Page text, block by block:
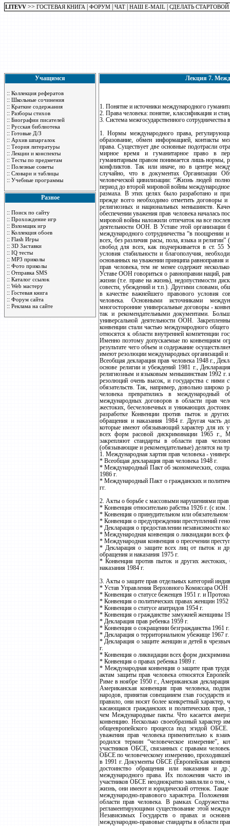
LITEVV >> ГОСТЕВАЯ КНИГА ФОРУМ ЧАТ НАШ E-MAIL СДЕЛАТЬ СТАРТОВОЙ
Учащимся
:: Коллекция рефератов
:: Школьные сочинения
:: Краткие содержания
:: Разборы стихов
:: Биографии писателей
:: Русская библиотека
:: Готовые Д/З
:: Архив шпаргалок
:: Теория литературы
:: Лекции и конспекты
:: Тесты по предметам
:: Полезные советы
:: Словари и таблицы
:: Учебные программы
Разное
:: Поиск по сайту
:: Прохождение игр
:: Взломщик игр
:: Коллекция обоев
:: Flash Игры
:: 3D Заставки
:: IQ тесты
:: MP3 приколы
:: Фото приколы
:: Отправка SMS
:: Каталог ссылок
:: Web мастеру
:: Гостевая книга
:: Форум сайта
:: Реклама на сайте
Лекция 7.
1. Понятие и источники международного
2. Права человека: понятие, классификация и
3. Система межгосударственного сотрудничества
1. Нормы международного права,
образование, обмен информацией, контакты
права. Существует две основные подотрасли
мирное время и гуманитарное право в
гуманитарным правом понимается лишь нормы,
конфликтов. Так или иначе, но в центре
случайно, что в документах Организации
человеческой цивилизации: “Жизнь людей
период до второй мировой войны
размаха. В этих целях было разработано и
прежде всего необходимо отметить договоры
религиозных и национальных меньшинств.
обеспечении уважения прав человека началась
мировой войны наложили отпечаток на все
деятельности ООН. В Уставе этой организации
международного сотрудничества “в поощрении
всех, без различия расы, пола, языка и
свобод для всех, как подчеркивается в ст. 55
условия стабильности и благополучия,
основанных на уважении принципа равноправия
прав человека, тем не менее содержит
Уставе ООН говориться о равноправии наций,
жизни (т.е. праве на жизнь), недопустимости
совести, убеждений и т.п.). Другими словами,
в качестве важнейшего правового условия
человека. Основными источниками
многосторонние универсальные договоры -
так и рекомендательными документами.
универсальной деятельности ООН.
конвенции стали частью международного
относятся к области внутренней компетенции
Именно поэтому допускаемые по конвенциям
результате чего объем и содержание
имеют резолюции международных организаций
Всеобщая декларация прав человека 1948 г.,
основе религии и убеждений 1981 г.,
религиозным и языковым меньшинствам 1992 г.
резолюций очень высок, и государства с ними
обязательств. Так, например, довольно широко
человека превратились в международный
международных договоров в области прав
жестоких, бесчеловечных и унижающих
разработке Конвенции против пыток и
обращения и наказания 1984 г. Другая часть
которые имеют обязывающий характер для их
всех форм расовой дискриминации 1965 г.,
закрепляют стандарты в области прав
(обязывающие и рекомендательные) делятся на
1. Международная хартия прав человека -
* Всеобщая декларация прав человека 1948 г.
* Международный Пакт об экономических,
1986 г.
* Международный Пакт о гражданских и
гг.
2. Акты о борьбе с массовыми нарушениями прав
* Конвенция относительно рабства 1926 г. (с изм.
* Конвенция о принудительном или обязательном
* Конвенция о предупреждении преступлений
* Декларация о предоставлении независимости
* Международная конвенция о ликвидации всех
* Международная конвенция о пресечении
* Декларация о защите всех лиц от пыток и
обращения и наказания 1975 г.
* Конвенция против пыток и других
наказания 1984 г.
3. Акты о защите прав отдельных категорий
* Устав Управления Верховного Комиссара ООН
* Конвенция о статусе беженцев 1951 г. и
* Конвенция о политических правах женщин 1952
* Конвенция о статусе апатридов 1954 г.
* Конвенция о гражданстве замужней женщины
* Декларация прав ребенка 1959 г.
* Конвенция о сокращении безгражданства 1961 г.
* Декларация о территориальном убежище 1967 г.
* Декларация о защите женщин и детей в
г.
* Конвенция о ликвидации всех форм
* Конвенция о правах ребенка 1989 г.
* Международная конвенция о защите прав
актам защиты прав человека относятся
Риме в ноябре 1950 г., Американская
Американская конвенция прав человека,
народов, принятая совещанием глав
правило, они носят более конкретный
касающаяся гражданских и политических прав,
чем Международные пакты. Что касается
конвенцию. Несколько своеобразный характер
общеевропейского процесса под эгидой
уважения прав человека применительно к
родился термин “человеческое измерение”,
участников ОБСЕ, связанных с правами
ОБСЕ по человеческому измерению,
в 1991 г. Документы ОБСЕ (Европейская
достоинство обращения или наказания и
международного права. Их положения часто
участников ОБСЕ неоднократно заявляли о том,
жизнь, они имеют и юридический оттенок. Такие
международно-правового характера.
области прав человека. В рамках
регламентирующими существование этой
Независимых Государств о правах и
международно-правовые стандарты в области